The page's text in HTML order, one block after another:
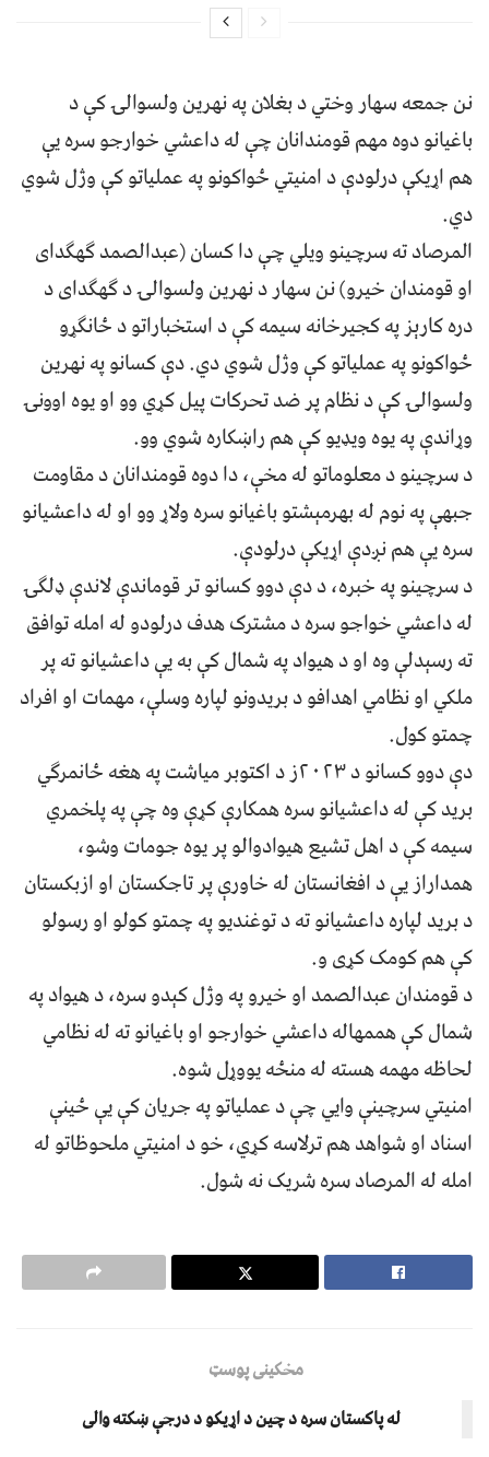
نن جمعه سهار وختي د بغلان په نهرین ولسوالۍ کې د
باغیانو دوه مهم قومندانان چې له داعشي خوارجو سره یې
هم اړیکې درلودې د امنیتي ځواکونو په عملیاتو کې وژل شوي
دي.
المرصاد ته سرچینو ویلي چې دا کسان (عبدالصمد ګهګدای
او قومندان خیرو) نن سهار د نهرین ولسوالۍ د ګهګدای د
دره کارېز په کجیرخانه سیمه کې د استخباراتو د ځانګړو
ځواکونو په عملیاتو کې وژل شوي دي. دې کسانو په نهرین
ولسوالۍ کې د نظام پر ضد تحرکات پیل کړي وو او یوه اوونۍ
وړاندې په یوه ویډیو کې هم راښکاره شوي وو.
د سرچینو د معلوماتو له مخې، دا دوه قومندانان د مقاومت
جبهې په نوم له بهرمېشتو باغیانو سره ولاړ وو او له داعشیانو
سره یې هم نږدې اړیکې درلودې.
د سرچینو په خبره، د دې دوو کسانو تر قوماندې لاندې ډلګۍ
له داعشي خواجو سره د مشترک هدف درلودو له امله توافق
ته رسېدلې وه او د هیواد په شمال کې به یې داعشیانو ته پر
ملکي او نظامي اهدافو د بریدونو لپاره وسلې، مهمات او افراد
چمتو کول.
دې دوو کسانو د ۲۰۲۳ز د اکتوبر میاشت په هغه ځانمرګي
برید کې له داعشیانو سره همکارې کړې وه چې په پلخمري
سیمه کې د اهل تشیع هیوادوالو پر یوه جومات وشو،
همداراز یې د افغانستان له خاورې پر تاجکستان او ازبکستان
د برید لپاره داعشیانو ته د توغندیو په چمتو کولو او رسولو
کې هم کومک کړی و.
د قومندان عبدالصمد او خیرو په وژل کېدو سره، د هیواد په
شمال کې هممهاله داعشي خوارجو او باغیانو ته له نظامي
لحاظه مهمه هسته له منځه یووړل شوه.
امنیتي سرچینې وايي چې د عملیاتو په جریان کې یې ځینې
اسناد او شواهد هم ترلاسه کړي، خو د امنیتي ملحوظاتو له
امله له المرصاد سره شریک نه شول.
مخکینی پوسټ
له پاکستان سره د چین د اړیکو د درجې ښکته والی